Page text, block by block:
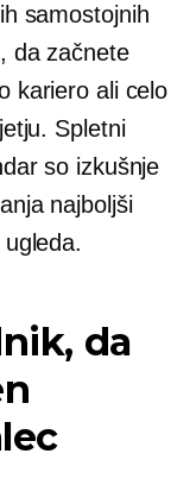
samostojnih
da začnete
kariero ali celo
Spletni
so izkušnje
najboljši
da